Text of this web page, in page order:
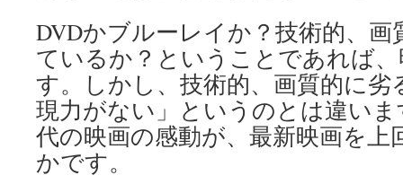
DVDかブルーレイか？技術的、
ているか？ということであれば
す。しかし、技術的、画質的に
現力がない」というのとは違い
代の映画の感動が、最新映画を
かです。